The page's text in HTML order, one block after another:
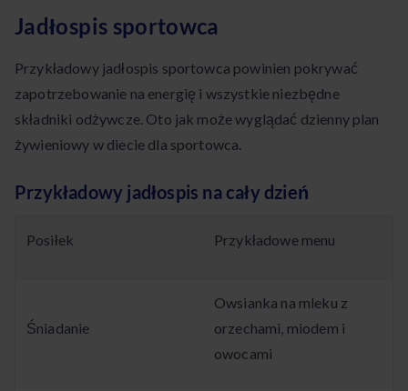
Jadłospis sportowca
Przykładowy jadłospis sportowca powinien pokrywać
zapotrzebowanie na energię i wszystkie niezbędne
składniki odżywcze. Oto jak może wyglądać dzienny plan
żywieniowy w diecie dla sportowca.
Przykładowy jadłospis na cały dzień
Posiłek Przykładowe menu
Śniadanie
Owsianka na mleku z
orzechami, miodem i
owocami